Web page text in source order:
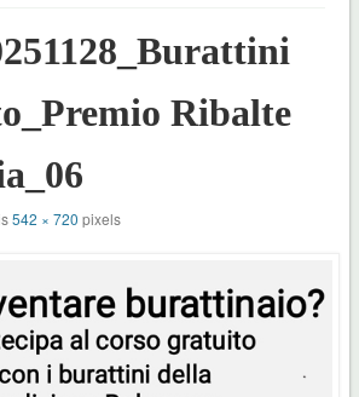
Ribalte
542 × 720 pixels